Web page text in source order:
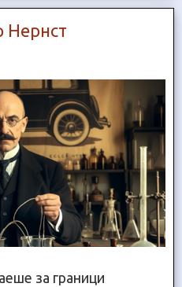
Нернст
за граници